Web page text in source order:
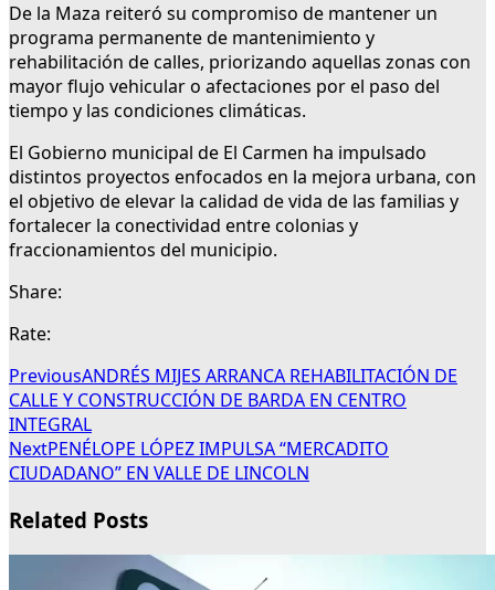
De la Maza reiteró su compromiso de mantener un
programa permanente de mantenimiento y
rehabilitación de calles, priorizando aquellas zonas con
mayor flujo vehicular o afectaciones por el paso del
tiempo y las condiciones climáticas.
El Gobierno municipal de El Carmen ha impulsado
distintos proyectos enfocados en la mejora urbana, con
el objetivo de elevar la calidad de vida de las familias y
fortalecer la conectividad entre colonias y
fraccionamientos del municipio.
Share:
Rate:
PreviousANDRÉS MIJES ARRANCA REHABILITACIÓN DE
CALLE Y CONSTRUCCIÓN DE BARDA EN CENTRO
INTEGRAL
NextPENÉLOPE LÓPEZ IMPULSA “MERCADITO
CIUDADANO” EN VALLE DE LINCOLN
Related Posts